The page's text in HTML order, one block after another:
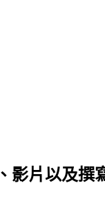
影片以及撰